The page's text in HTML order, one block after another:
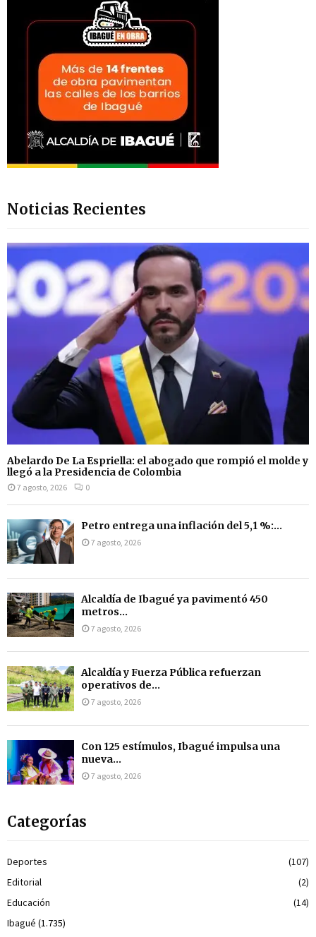
Noticias Recientes
Abelardo De La Espriella: el abogado que rompió el molde y
llegó a la Presidencia de Colombia
7 agosto, 2026 0
Petro entrega una inflación del 5,1 %:...
7 agosto, 2026
Alcaldía de Ibagué ya pavimentó 450
metros...
7 agosto, 2026
Alcaldía y Fuerza Pública refuerzan
operativos de...
7 agosto, 2026
Con 125 estímulos, Ibagué impulsa una
nueva...
7 agosto, 2026
Categorías
Deportes
(107)
Editorial
(2)
Educación
(14)
Ibagué (1.735)